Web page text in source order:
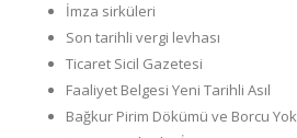
İmza sirküleri
Son tarihli vergi levhası
Ticaret Sicil Gazetesi
Faaliyet Belgesi Yeni Tarihli Asıl
Bağkur Pirim Dökümü ve Borcu